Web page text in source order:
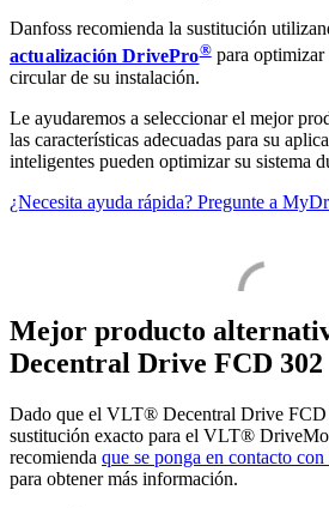
Danfoss recomienda la sustitución
actualización DrivePro®para
circular de su instalación.
Le ayudaremos a seleccionar el mejor
las características adecuadas para su
inteligentes pueden optimizar su sistema
¿Necesita ayuda rápida? Pregunte a
Mejor producto
Decentral Drive FCD 302
Dado que el VLT® Decentral Drive FCD
sustitución exacto para el VLT®
recomienda que se ponga en contacto
para obtener más información.